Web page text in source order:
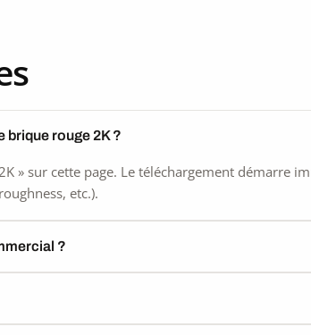
brique rouge 2K ?
» sur cette page. Le téléchargement démarre
etc.).
?